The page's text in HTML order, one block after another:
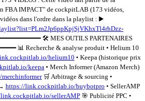
FBA IMPACT" de cockpitLAB (173 vidéos,
dans l'ordre dans la playlist : ▶️
🛠️ MES OUTILS PARTENAIRES
📊 Recherche & analyse produit • Helium 10
helium10 • Keepa (historique prix
keepa • Merch Informer (Amazon Merch)
🛒 Arbitrage & sourcing •
https://link.cockpitlab.io/buybotpro • SellerAMP
sellerAMP 🎯 Publicité PPC •